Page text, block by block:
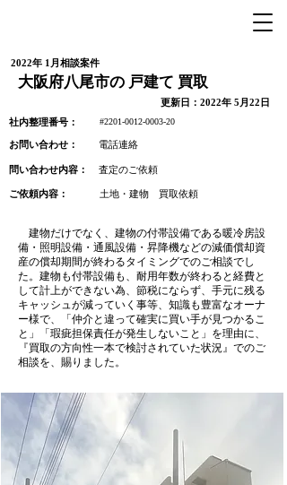
2022年 1月相談案件
大阪府八尾市の 戸建て 買取
更新日：2022年 5月22日
社内整理番号： #2201-0012-0003-20
お問い合わせ： 電話連絡
問い合わせ内容： 査定のご依頼
ご依頼内容： 土地・建物 買取依頼
建物だけでなく、建物の付帯設備である暖冷房設
備・照明設備・通風設備・昇降機などの減価償却資
産の償却期間が終わるタイミングでのご相談でし
た。建物も付帯設備も、耐用年数が終わると経費と
して計上ができない為、節税にならず、手元に残る
キャッシュが減っていく事等、知識も豊富なオーナ
ー様で、「仲介と違って確実に買い手が見つかるこ
と」「瑕疵担保責任が発生しないこと」を理由に、
『買取の方向性一本で検討されていた状況』でのご
相談を、賜りました。